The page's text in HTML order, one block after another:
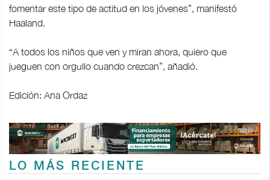
fomentar este tipo de actitud en los jóvenes”, manifestó
Haaland.
“A todos los niños que ven y miran ahora, quiero que
jueguen con orgullo cuando crezcan”, añadió.
Edición: Ana Ordaz
LO MÁS RECIENTE